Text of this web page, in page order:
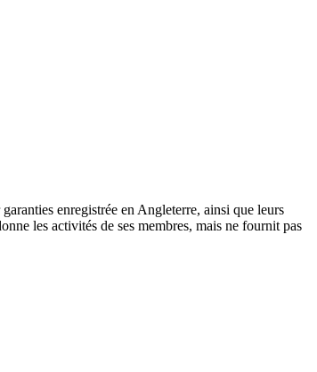
enregistrée en Angleterre, ainsi que leurs
les activités de ses membres, mais ne fournit pas